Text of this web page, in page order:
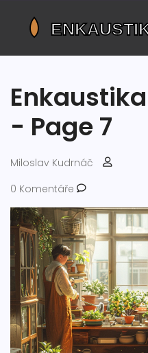
- Page 7
Miloslav Kudrnáč
0 Komentáře